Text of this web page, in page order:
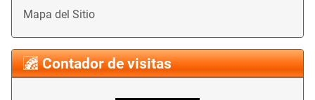
Mapa del Sitio
Contador de visitas